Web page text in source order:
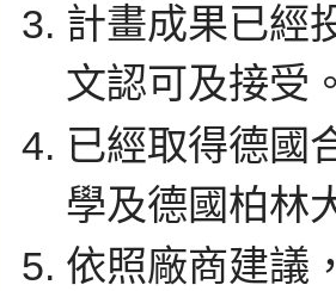
計畫成果已經
文認可及接受
已經取得德國
學及德國柏林
依照廠商建議